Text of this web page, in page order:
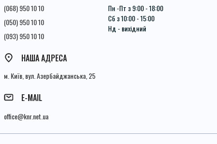
(068) 950 10 10
(050) 950 10 10
(093) 950 10 10
Пн -Пт з 9:00 - 18:00
Сб з 10:00 - 15:00
Нд - вихідний
НАША АДРЕСА
м. Київ, вул. Азербайджанська, 25
E-MAIL
office@knr.net.ua